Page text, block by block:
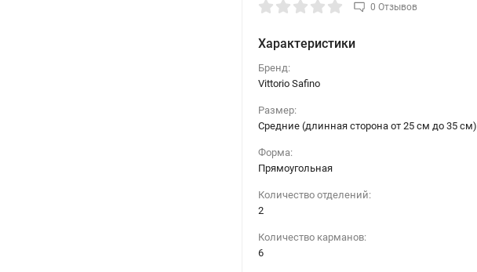
0 Отзывов
Характеристики
Бренд:
Vittorio Safino
Размер:
Средние (длинная сторона от 25 см до 35 см)
Форма:
Прямоугольная
Количество отделений:
2
Количество карманов:
6